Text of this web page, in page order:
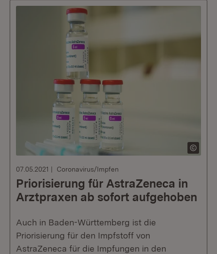
07.05.2021 Coronavirus/Impfen
Priorisierung für AstraZeneca in
Arztpraxen ab sofort aufgehoben
Auch in Baden-Württemberg ist die
Priorisierung für den Impfstoff von
AstraZeneca für die Impfungen in den